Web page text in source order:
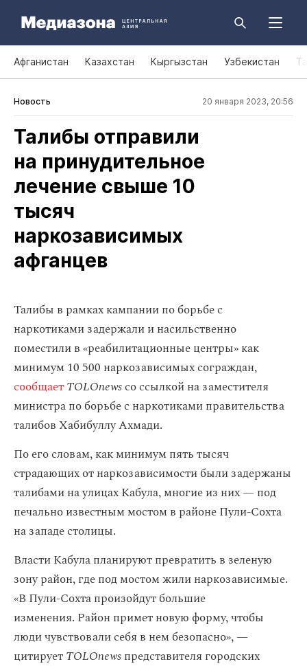
Афганистан Казахстан Кыргызстан Узбекистан
Новость 20 января 2023, 20:56
Талибы отправили
на принудительное
лечение свыше 10
тысяч
наркозависимых
афганцев
Талибы в рамках кампании по борьбе с
наркотиками задержали и насильственно
поместили в «‎реабилитационные центры» как
минимум 10 500 наркозависимых сограждан,
сообщаетTOLOnewsсо ссылкой на заместителя
министра по борьбе с наркотиками правительства
талибов Хабибуллу Ахмади.
По его словам, как минимум пять тысяч
страдающих от наркозависимости были задержаны
талибами на улицах Кабула, многие из них — под
печально известным мостом в районе Пули-Сохта
на западе столицы.
Власти Кабула планируют превратить в зеленую
зону район, где под мостом жили наркозависимые.
«В Пули-Сохта произойдут большие
изменения. Район примет новую форму, чтобы
люди чувствовали себя в нем безопасно», —
цитируетTOLOnewsпредставителя городских